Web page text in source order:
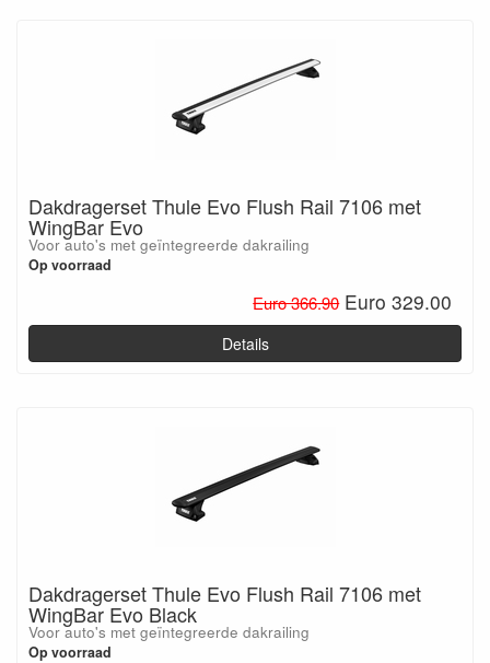
Dakdragerset Thule Evo Flush Rail 7106 met
WingBar Evo
Voor auto's met geïntegreerde dakrailing
Op voorraad
Euro 366.90 Euro 329.00
Details
Dakdragerset Thule Evo Flush Rail 7106 met
WingBar Evo Black
Voor auto's met geïntegreerde dakrailing
Op voorraad